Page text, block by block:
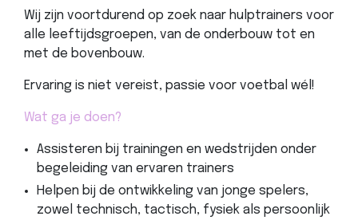
Wij zijn voortdurend op zoek naar hulptrainers voor
alle leeftijdsgroepen, van de onderbouw tot en
met de bovenbouw.
Ervaring is niet vereist, passie voor voetbal wél!
Wat ga je doen?
Assisteren bij trainingen en wedstrijden onder
begeleiding van ervaren trainers
Helpen bij de ontwikkeling van jonge spelers,
zowel technisch, tactisch, fysiek als persoonlijk